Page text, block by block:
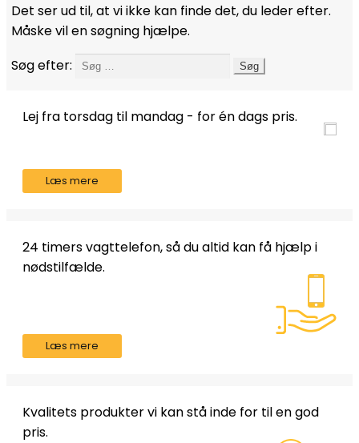
Det ser ud til, at vi ikke kan finde det, du leder efter.
Måske vil en søgning hjælpe.
Søg efter:
Lej fra torsdag til mandag - for én dags pris.
Læs mere
24 timers vagttelefon, så du altid kan få hjælp i
nødstilfælde.
Læs mere
Kvalitets produkter vi kan stå inde for til en god
pris.